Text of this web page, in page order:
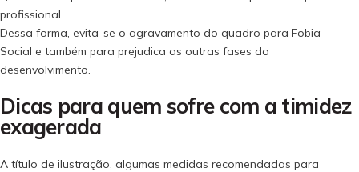
profissional.
Dessa forma, evita-se o agravamento do quadro para Fobia
Social e também para prejudica as outras fases do
desenvolvimento.
Dicas para quem sofre com a timidez
exagerada
A título de ilustração, algumas medidas recomendadas para